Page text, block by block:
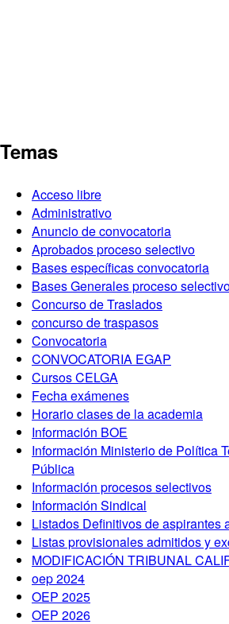
Temas
Acceso libre
Administrativo
Anuncio de convocatoria
Aprobados proceso selectivo
Bases específicas convocatoria
Bases Generales proceso
Concurso de Traslados
concurso de traspasos
Convocatoria
CONVOCATORIA EGAP
Cursos CELGA
Fecha exámenes
Horario clases de la academia
Información BOE
Información Ministerio de Política
Pública
Información procesos selectivos
Información Sindical
Listados Definitivos de aspirantes
Listas provisionales admitidos y
MODIFICACIÓN TRIBUNAL
oep 2024
OEP 2025
OEP 2026